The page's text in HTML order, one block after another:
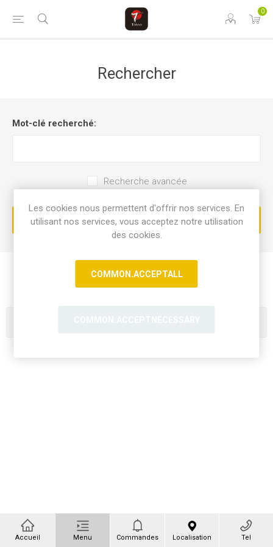
0
Rechercher
Mot-clé recherché:
Recherche avancée
Accueil Menu Commandes Localisation Tel
Les cookies nous permettent d'offrir nos services. En
utilisant nos services, vous acceptez notre utilisation
des cookies.
COMMON.ACCEPTALL